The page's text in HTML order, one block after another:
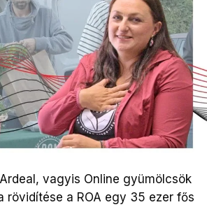
vagyis Online gyümölcsök
rövidítése a ROA egy 35 ezer fős